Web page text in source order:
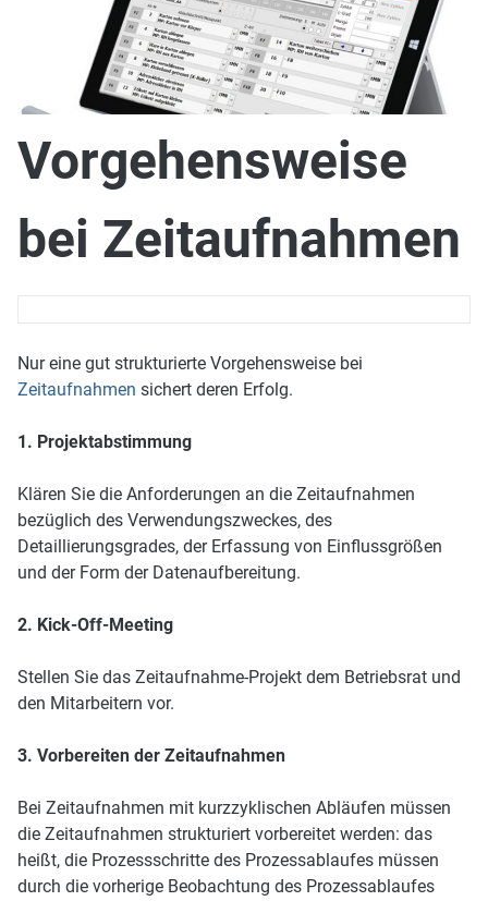
Vorgehensweise
bei Zeitaufnahmen
Nur eine gut strukturierte Vorgehensweise bei
Zeitaufnahmen sichert deren Erfolg.
1. Projektabstimmung
Klären Sie die Anforderungen an die Zeitaufnahmen
bezüglich des Verwendungszweckes, des
Detaillierungsgrades, der Erfassung von Einflussgrößen
und der Form der Datenaufbereitung.
2. Kick-Off-Meeting
Stellen Sie das Zeitaufnahme-Projekt dem Betriebsrat und
den Mitarbeitern vor.
3. Vorbereiten der Zeitaufnahmen
Bei Zeitaufnahmen mit kurzzyklischen Abläufen müssen
die Zeitaufnahmen strukturiert vorbereitet werden: das
heißt, die Prozessschritte des Prozessablaufes müssen
durch die vorherige Beobachtung des Prozessablaufes